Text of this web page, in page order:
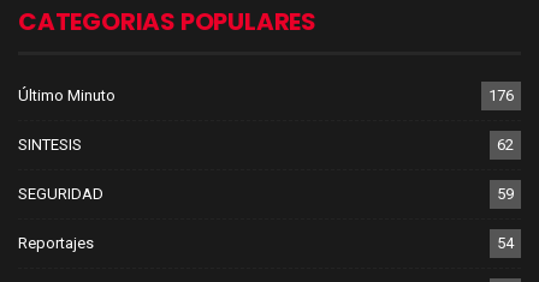
CATEGORIAS POPULARES
Último Minuto 176
SINTESIS 62
SEGURIDAD 59
Reportajes 54